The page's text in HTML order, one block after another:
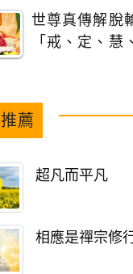
世尊真傳解脫
「戒、定、慧
薦
超凡而平凡
相應是禪宗修